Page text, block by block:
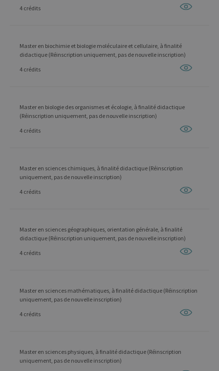
4 crédits
Master en biochimie et biologie moléculaire et cellulaire, à finalité
didactique (Réinscription uniquement, pas de nouvelle inscription)
4 crédits
Master en biologie des organismes et écologie, à finalité didactique
(Réinscription uniquement, pas de nouvelle inscription)
4 crédits
Master en sciences chimiques, à finalité didactique (Réinscription
uniquement, pas de nouvelle inscription)
4 crédits
Master en sciences géographiques, orientation générale, à finalité
didactique (Réinscription uniquement, pas de nouvelle inscription)
4 crédits
Master en sciences mathématiques, à finalité didactique (Réinscription
uniquement, pas de nouvelle inscription)
4 crédits
Master en sciences physiques, à finalité didactique (Réinscription
uniquement, pas de nouvelle inscription)